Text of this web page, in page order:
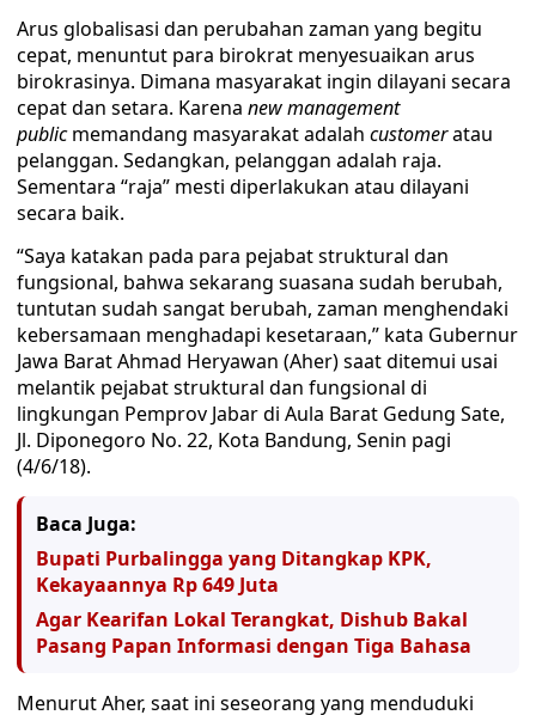
Arus globalisasi dan perubahan zaman yang begitu
cepat, menuntut para birokrat menyesuaikan arus
birokrasinya. Dimana masyarakat ingin dilayani secara
cepat dan setara. Karena new management
publicmemandang masyarakat adalah customeratau
pelanggan. Sedangkan, pelanggan adalah raja.
Sementara “raja” mesti diperlakukan atau dilayani
secara baik.
“Saya katakan pada para pejabat struktural dan
fungsional, bahwa sekarang suasana sudah berubah,
tuntutan sudah sangat berubah, zaman menghendaki
kebersamaan menghadapi kesetaraan,” kata Gubernur
Jawa Barat Ahmad Heryawan (Aher) saat ditemui usai
melantik pejabat struktural dan fungsional di
lingkungan Pemprov Jabar di Aula Barat Gedung Sate,
Jl. Diponegoro No. 22, Kota Bandung, Senin pagi
(4/6/18).
Baca Juga:
Bupati Purbalingga yang Ditangkap KPK,
Kekayaannya Rp 649 Juta
Agar Kearifan Lokal Terangkat, Dishub Bakal
Pasang Papan Informasi dengan Tiga Bahasa
Menurut Aher, saat ini seseorang yang menduduki